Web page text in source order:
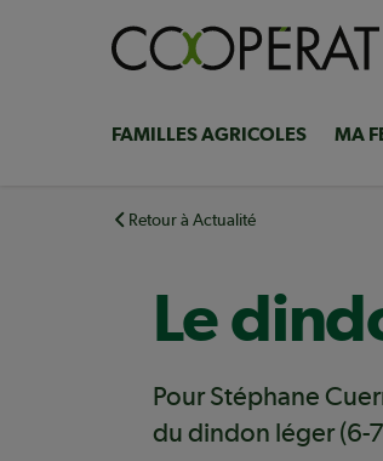
Navigation
principale
FAMILLES AGRICOLES MA
Retour à Actualité
Le
Pour Stéphane
du dindon léger (6-